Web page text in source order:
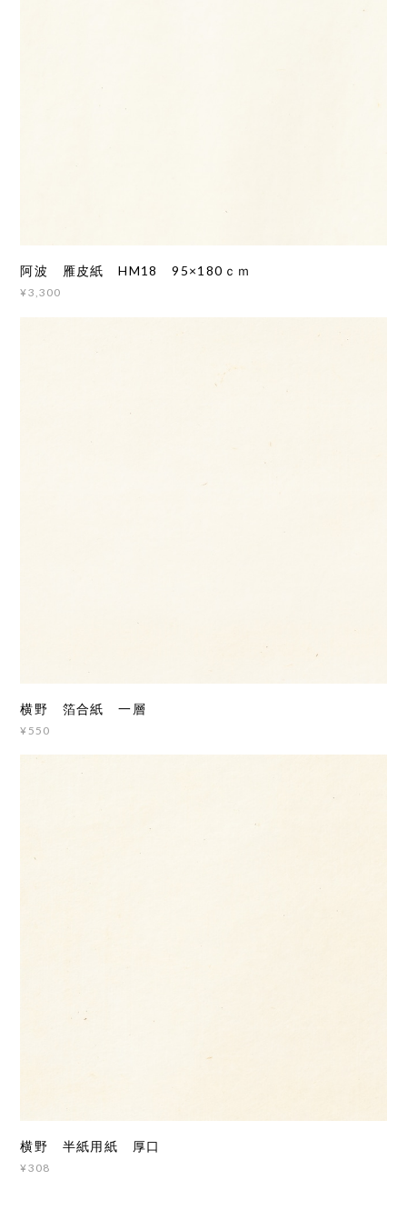
阿波 雁皮紙 HM18 95×180ｃｍ
¥3,300
横野 箔合紙 一層
¥550
横野 半紙用紙 厚口
¥308